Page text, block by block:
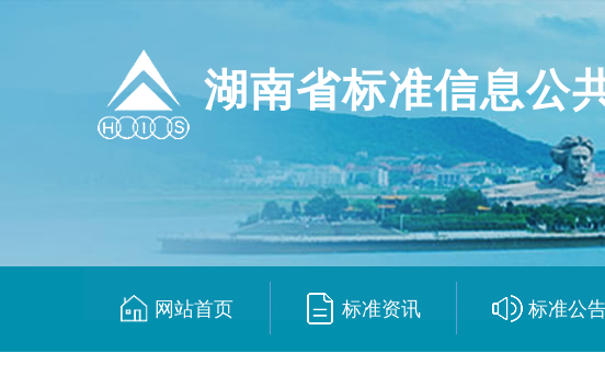
湖南省标准信息公
网站首页 标准资讯 标准公